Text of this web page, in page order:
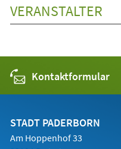
VERANSTALTER
Kontaktformular
STADT PADERBORN
Am Hoppenhof 33